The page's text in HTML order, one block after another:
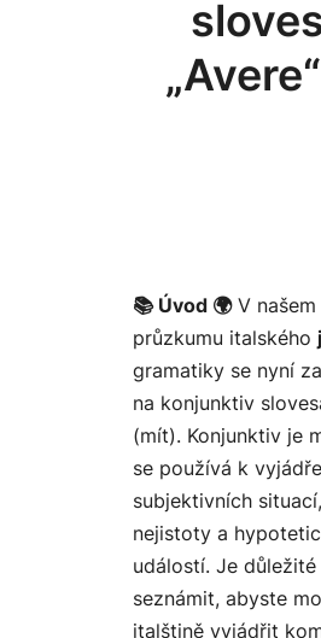
📚 Úvod 🌍V našem
průzkumu italského
gramatiky se nyní
na konjunktiv
(mít). Konjunktiv je
se používá k
subjektivních
nejistoty a
událostí. Je důležité
seznámit, abyste
italštině vyjádřit